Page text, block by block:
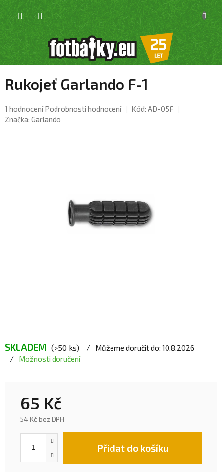
Přejít
obsah
KOŠÍK
Rukojeť Garlando F-1
Průměrné
hodnocení
1 hodnocení Podrobnosti hodnocení Kód: AD-05F
Značka: Garlando
SKLADEM (>50 ks) Můžeme doručit do: 10.8.2026
Možnosti doručení
65 Kč
54 Kč bez DPH
Přidat do košíku